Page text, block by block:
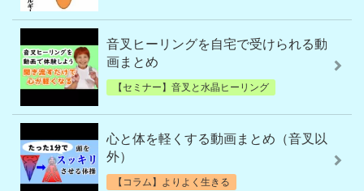
音叉ヒーリングを自宅で受けられる動
画まとめ
【セミナー】音叉と水晶ヒーリング
心と体を軽くする動画まとめ（音叉以
外）
【コラム】よりよく生きる